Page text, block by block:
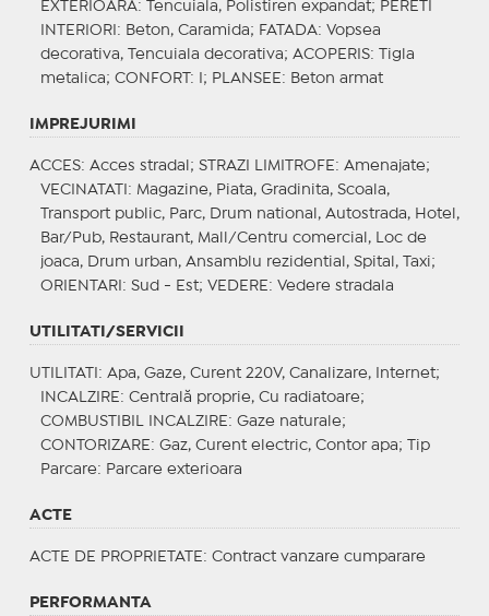
EXTERIOARA: Tencuiala, Polistiren expandat; PERETI
INTERIORI : Beton, Caramida; FATADA: Vopsea
decorativa, Tencuiala decorativa; ACOPERIS: Tigla
metalica; CONFORT : I; PLANSEE : Beton armat
IMPREJURIMI
ACCES: Acces stradal; STRAZI LIMITROFE : Amenajate;
VECINATATI : Magazine, Piata, Gradinita, Scoala,
Transport public, Parc, Drum national, Autostrada, Hotel,
Bar/Pub, Restaurant, Mall/Centru comercial, Loc de
joaca, Drum urban, Ansamblu rezidential, Spital, Taxi;
ORIENTARI : Sud - Est; VEDERE : Vedere stradala
UTILITATI/SERVICII
UTILITATI : Apa, Gaze, Curent 220V, Canalizare, Internet;
INCALZIRE : Centrală proprie, Cu radiatoare;
COMBUSTIBIL INCALZIRE : Gaze naturale;
CONTORIZARE : Gaz, Curent electric, Contor apa;
Tip
Parcare: Parcare exterioara
ACTE
ACTE DE PROPRIETATE : Contract vanzare cumparare
PERFORMANTA